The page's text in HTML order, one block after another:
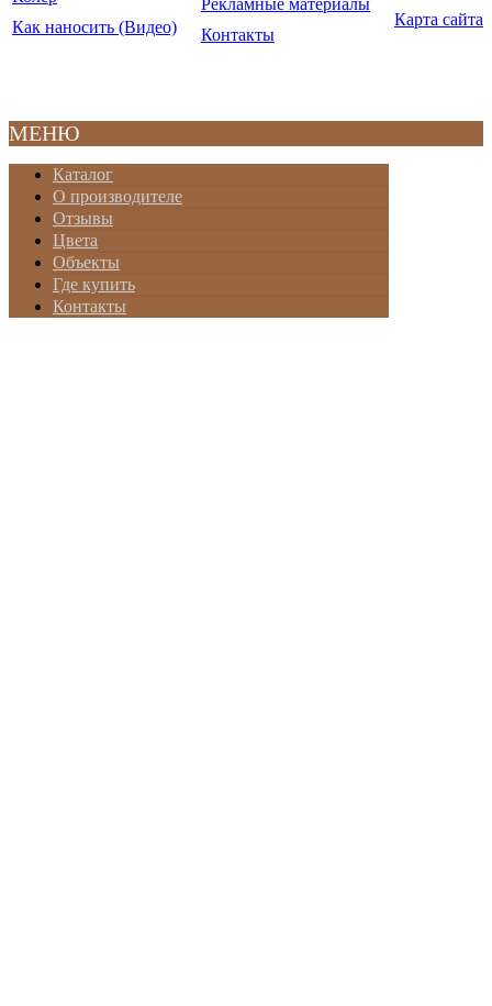
Как наносить (Видео)
Рекламные материалы
Контакты
Карта сайта
МЕНЮ
Каталог
О производителе
Отзывы
Цвета
Объекты
Где купить
Контакты